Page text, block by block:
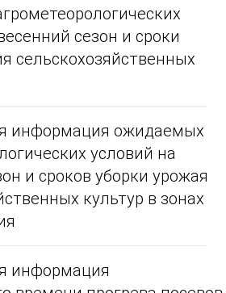
сезон и сроки
сельскохозяйственных
информация ожидаемых
условий на
и сроков уборки урожая
культур в зонах
информация